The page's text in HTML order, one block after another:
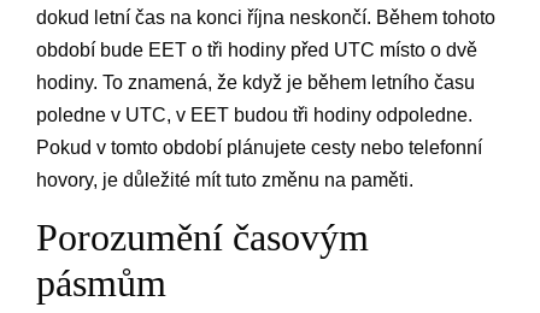
dokud letní čas na konci října neskončí. Během tohoto
období bude EET o tři hodiny před UTC místo o dvě
hodiny. To znamená, že když je během letního času
poledne v UTC, v EET budou tři hodiny odpoledne.
Pokud v tomto období plánujete cesty nebo telefonní
hovory, je důležité mít tuto změnu na paměti.
Porozumění časovým
pásmům